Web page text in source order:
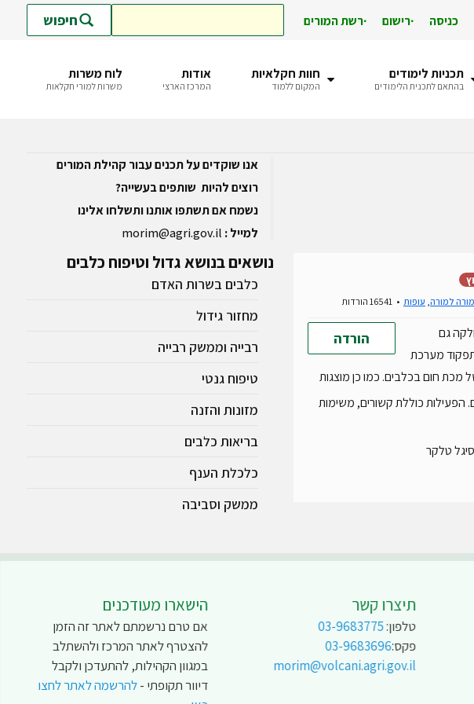
חיפוש כניסה רישום רשת המורים
תכניות לימודים
בהתאם לתכנית הלימודים
חוות חקלאיות
המקום ללמוד
אודות
המרכז הארצי
לוח משרות
משרות למורי חקלאות
למורה, עופות 16541 הורדות
הורדה
גם
מערכת
מכת חום בכלבים. כמו כן מוצגות
הפעילות כוללת קשורים, משימות
טלקר
אנו שוקדים על תכנים עבור קהילת המורים
רוצים להיות שותפים בעשייה?
נשמח אם תשתפו אותנו ותשלחו אלינו
למייל : morim@agri.gov.il
נושאיםבנושא גדול וטיפוח כלבים
כלבים בשרות האדם
מחזור גידול
רבייה וממשק רבייה
טיפוח גנטי
מזונות והזנה
בריאות כלבים
כלכלת הענף
ממשק וסביבה
תיצרו קשר
טלפון:03-9683775
פקס:03-9683696
morim@volcani.agri.gov.il
הישארו מעודכנים
אם טרם נרשמתם לאתר זה הזמן
להצטרף לאתר המרכז ולהשתלב
במגוון הקהילות, להתעדכן ולקבל
דיוור תקופתי -להרשמה לאתר לחצו